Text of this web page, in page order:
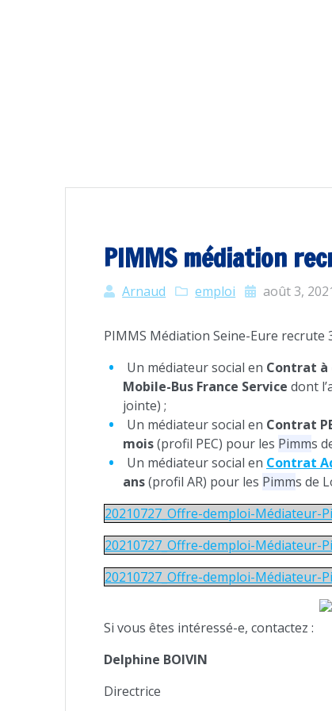
PIMMS médiation
Arnaud emploi août 3,
PIMMS Médiation Seine-Eure recrute
Un médiateur social en Contrat à
Mobile-Bus France Service dont
jointe) ;
Un médiateur social en Contrat
mois(profil PEC) pour les Pimms
Un médiateur social en Contrat
ans(profil AR) pour les Pimms de
20210727_Offre-demploi-Médiateur-
20210727_Offre-demploi-Médiateur-
20210727_Offre-demploi-Médiateur-
Si vous êtes intéressé-e, contactez :
Delphine BOIVIN
Directrice